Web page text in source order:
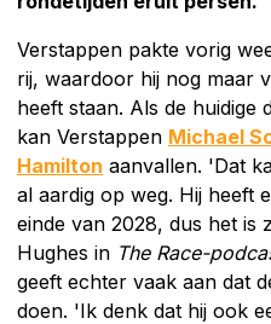
Verstappen pakte vorig
rij, waardoor hij nog maar
heeft staan. Als de huidige
kan Verstappen Michael
Hamilton aanvallen. 'Dat
al aardig op weg. Hij heeft
einde van 2028, dus het is
Hughes in The Race-
geeft echter vaak aan dat
doen. 'Ik denk dat hij ook